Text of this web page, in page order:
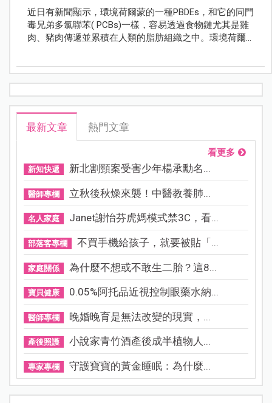
近日有新聞顯示，環境荷爾蒙的一種PBDEs，和它的同門
毒兄弟多氯聯苯( PCBs)一樣，容易透過食物鏈尤其是雞
肉、豬肉傳遞並累積在人類的脂肪組織之中。環境荷爾
在生活中處處充斥環境荷爾蒙之下，家長究竟該如何幫
最新文章 熱門文章
看更多
新知快遞 新北割頸案受害少年楊承勳名...
醫師專欄 立秋後秋燥來襲！中醫教養肺...
名人家庭 Janet謝怡芬虎媽模式禁3C，看...
部落客專欄 不買手機給孩子，就要被貼「...
家庭關係 為什麼不想或不敢生二胎？這8...
寶貝健康 0.05%阿托品近視控制眼藥水納...
醫師專欄 晚婚晚育是無法改變的現實，...
產後照護 小說家青竹酒產後成半植物人...
專家專欄 守護寶寶的黃金睡眠：為什麼...